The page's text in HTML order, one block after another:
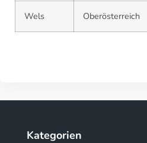
Wels Oberösterreich
Kategorien